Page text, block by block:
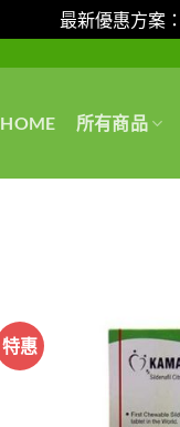
最新優惠方案
HOME 所有商品
特惠